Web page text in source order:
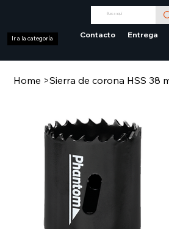
Contacto Entrega
Ir a la categoría
Home >Sierra de corona HSS 38